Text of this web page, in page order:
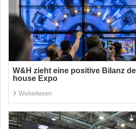
W&H zieht eine positive Bilanz
house Expo
Weiterlesen